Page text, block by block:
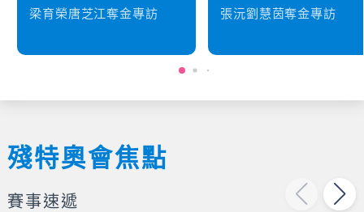
梁育榮唐芝江奪金專訪
張沅劉慧茵奪金專訪
殘特奧會焦點
賽事速遞